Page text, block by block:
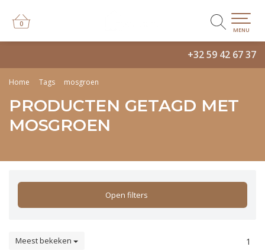
+32 59 42 67 37
0
0
MENU
Home Tags mosgroen
PRODUCTEN GETAGD MET
MOSGROEN
Open filters
Meest bekeken 1